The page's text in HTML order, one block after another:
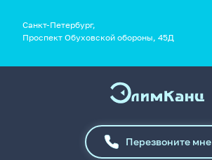
Санкт-Петербург,
Проспект Обуховской обороны, 45Д
Перезвоните мне